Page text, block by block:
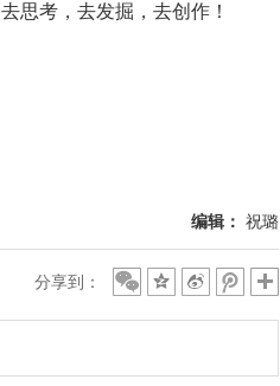
思考，去发掘，去创作！
编辑： 祝璐
分享到：